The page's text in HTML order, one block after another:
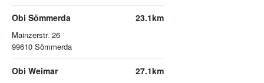
Obi Sömmerda
Mainzerstr. 26
99610 Sömmerda
23.1km
Obi Weimar 27.1km